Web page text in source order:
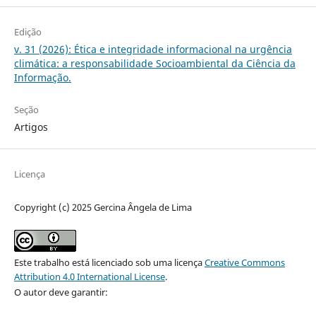
Edição
v. 31 (2026): Ética e integridade informacional na urgência
climática: a responsabilidade Socioambiental da Ciência da
Informação.
Seção
Artigos
Licença
Copyright (c) 2025 Gercina Ângela de Lima
Este trabalho está licenciado sob uma licençaCreative Commons
Attribution 4.0 International License.
O autor deve garantir: